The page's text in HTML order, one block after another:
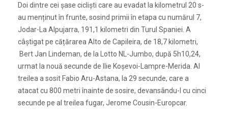
Doi dintre cei șase cicliști care au evadat la kilometrul 20 s-
au menținut în frunte, sosind primii în etapa cu numărul 7,
Jodar-La Alpujarra, 191,1 kilometri din Turul Spaniei. A
câștigat pe cățărarea Alto de Capileira, de 18,7 kilometri,
Bert Jan Lindeman, de la Lotto NL-Jumbo, după 5h10,24,
urmat la nouă secunde de Ilie Koșevoi-Lampre-Merida. Al
treilea a sosit Fabio Aru-Astana, la 29 secunde, care a
atacat cu 800 metri înainte de sosire, devansându-l cu cinci
secunde pe al treilea fugar, Jerome Cousin-Europcar.